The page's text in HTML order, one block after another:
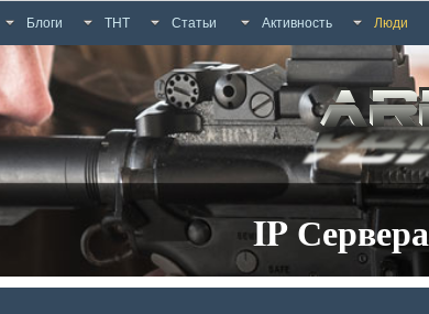
Блоги ТНТ Статьи Активность Люди
IP